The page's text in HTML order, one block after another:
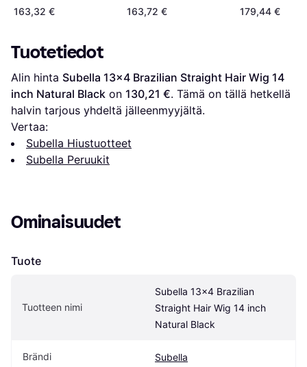
163,32 €
Human Hair Lace
Front Wig 5inch
163,72 € 179,44 €
Tuotetiedot
Alin hinta Subella 13x4 Brazilian Straight Hair Wig 14
inch Natural Black on 130,21 €. Tämä on tällä hetkellä
halvin tarjous yhdeltä jälleenmyyjältä.
Vertaa:
Subella Hiustuotteet
Subella Peruukit
Ominaisuudet
Tuote
Tuotteen nimi
Subella 13x4 Brazilian
Straight Hair Wig 14 inch
Natural Black
Brändi Subella